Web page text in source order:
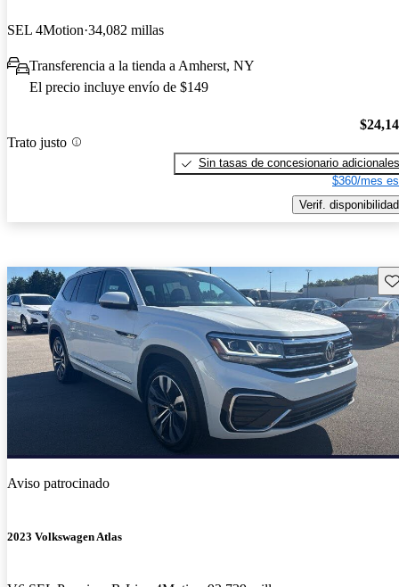
SEL 4Motion 34,082 millas
Transferencia a la tienda a Amherst, NY
El precio incluye envío de $149
Trato justo
Sin tasas de concesionario adicionales
$360/mes
Verif. disponibilidad
Aviso patrocinado
2023 Volkswagen Atlas